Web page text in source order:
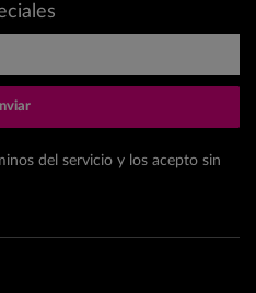
del servicio y los acepto sin